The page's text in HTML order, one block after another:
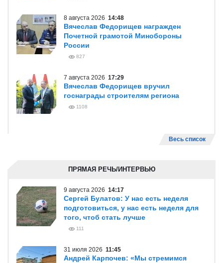
8 августа 2026 14:48
Вячеслав Федорищев награжден
Почетной грамотой Минобороны
России
827
7 августа 2026 17:29
Вячеслав Федорищев вручил
госнаграды строителям региона
1108
Весь список
ПРЯМАЯ РЕЧЬ/ИНТЕРВЬЮ
9 августа 2026 14:17
Сергей Булатов: У нас есть неделя
подготовиться, у нас есть неделя для
того, чтоб стать лучше
111
31 июля 2026 11:45
Андрей Карпочев: «Мы стремимся